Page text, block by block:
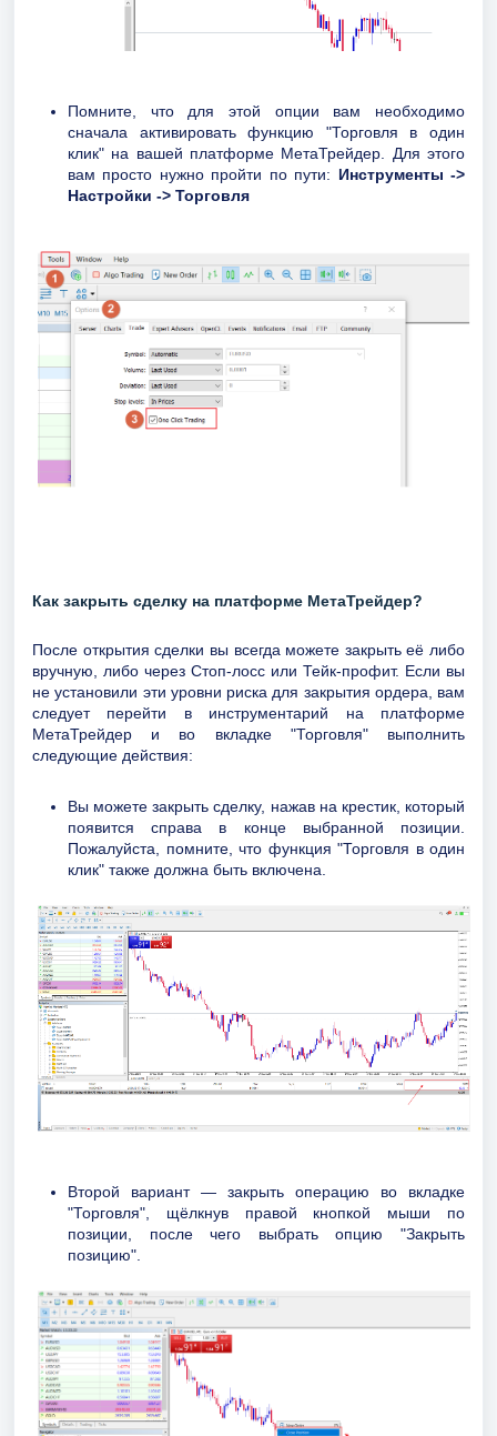
Помните, что для этой опции вам необходимо
сначала активировать функцию "Торговля в один
клик" на вашей платформе МетаТрейдер. Для этого
вам просто нужно пройти по пути: Инструменты ->
Настройки -> Торговля
Как закрыть сделку на платформе МетаТрейдер?
После открытия сделки вы всегда можете закрыть её либо
вручную, либо через Стоп-лосс или Тейк-профит. Если вы
не установили эти уровни риска для закрытия ордера, вам
следует перейти в инструментарий на платформе
МетаТрейдер и во вкладке "Торговля" выполнить
следующие действия:
Вы можете закрыть сделку, нажав на крестик, который
появится справа в конце выбранной позиции.
Пожалуйста, помните, что функция "Торговля в один
клик" также должна быть включена.
Второй вариант — закрыть операцию во вкладке
"Торговля", щёлкнув правой кнопкой мыши по
позиции, после чего выбрать опцию "Закрыть
позицию".